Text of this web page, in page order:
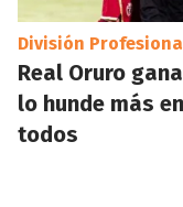
División
Real Oruro
lo hunde más
todos